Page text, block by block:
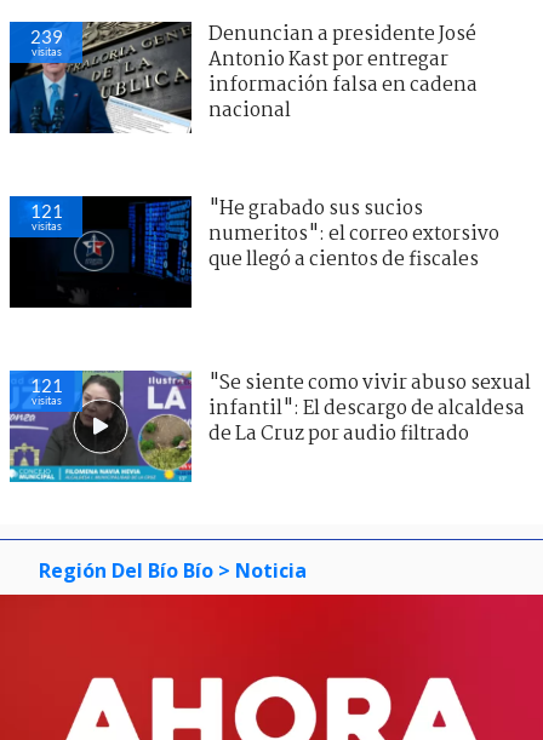
239
visitas
Denuncian a presidente José
Antonio Kast por entregar
información falsa en cadena
nacional
121
visitas
"He grabado sus sucios
numeritos": el correo extorsivo
que llegó a cientos de fiscales
121
visitas
"Se siente como vivir abuso sexual
infantil": El descargo de alcaldesa
de La Cruz por audio filtrado
Región Del Bío Bío > Noticia